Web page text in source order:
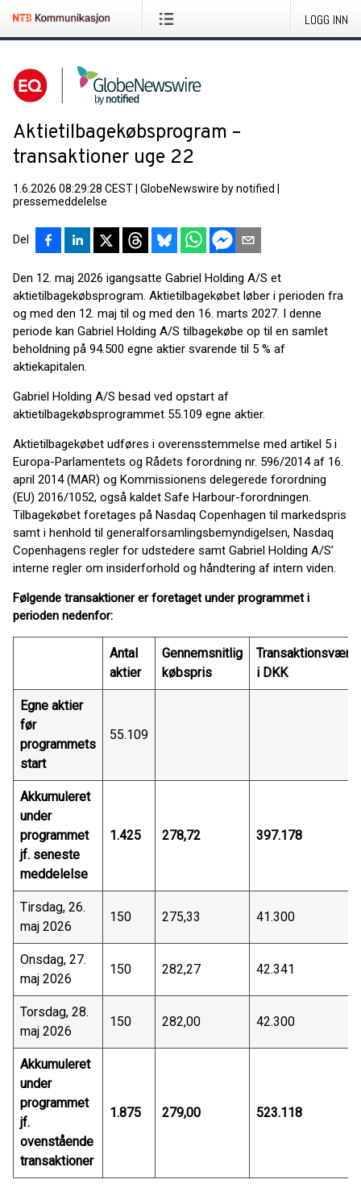
LOGG INN
Aktietilbagekøbsprogram –
transaktioner uge 22
1.6.2026 08:29:28 CEST GlobeNewswire by notified
pressemeddelelse
Del
Den 12. maj 2026 igangsatte Gabriel Holding A/S et
aktietilbagekøbsprogram. Aktietilbagekøbet løber i perioden fra
og med den 12. maj til og med den 16. marts 2027. I denne
periode kan Gabriel Holding A/S tilbagekøbe op til en samlet
beholdning på 94.500 egne aktier svarende til 5 % af
aktiekapitalen.
Gabriel Holding A/S besad ved opstart af
aktietilbagekøbsprogrammet 55.109 egne aktier.
Aktietilbagekøbet udføres i overensstemmelse med artikel 5 i
Europa-Parlamentets og Rådets forordning nr. 596/2014 af 16.
april 2014 (MAR) og Kommissionens delegerede forordning
(EU) 2016/1052, også kaldet Safe Harbour-forordningen.
Tilbagekøbet foretages på Nasdaq Copenhagen til markedspris
samt i henhold til generalforsamlingsbemyndigelsen, Nasdaq
Copenhagens regler for udstedere samt Gabriel Holding A/S’
interne regler om insiderforhold og håndtering af intern viden.
Følgende transaktioner er foretaget under programmet i
perioden nedenfor:
Antal
aktier
Gennemsnitlig
købspris
Transaktionsværdi
i DKK
Egne aktier
før
programmets
start
55.109
Akkumuleret
under
programmet
jf. seneste
meddelelse
1.425 278,72 397.178
Tirsdag, 26.
maj 2026
150 275,33 41.300
Onsdag, 27.
maj 2026
150 282,27 42.341
Torsdag, 28.
maj 2026
150 282,00 42.300
Akkumuleret
under
programmet
jf.
ovenstående
transaktioner
1.875 279,00 523.118